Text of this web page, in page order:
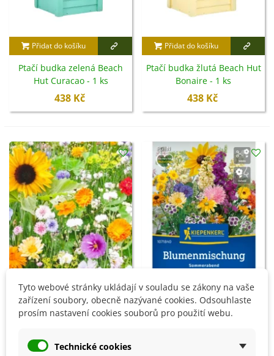
Přidat do košíku
Ptačí budka zelená Beach
Hut Curacao - 1 ks
438 Kč
Přidat do košíku
Ptačí budka žlutá Beach Hut
Bonaire - 1 ks
438 Kč
Přidat do košíku
Květinová směs - Bird Buffet
171 Kč
Přidat do košíku
Květinová směs - Letní
Tyto webové stránky ukládají v souladu se zákony na vaše
zařízení soubory, obecně nazývané cookies. Odsouhlaste
prosím nastavení cookies souborů pro použití webu.
Technické cookies